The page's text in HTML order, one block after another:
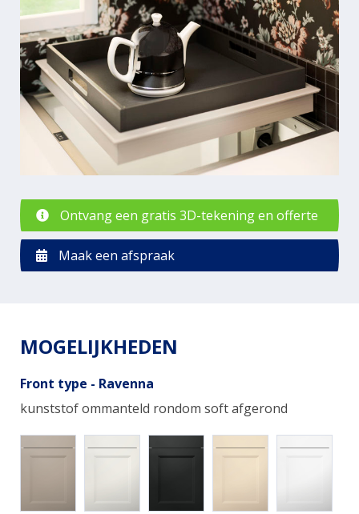
Ontvang een gratis 3D-tekening en offerte
Maak een afspraak
MOGELIJKHEDEN
Front type - Ravenna
kunststof ommanteld rondom soft afgerond